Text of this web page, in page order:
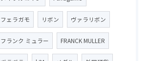
フェラガモ リボン ヴァラリボン
フランク ミュラー FRANCK MULLER